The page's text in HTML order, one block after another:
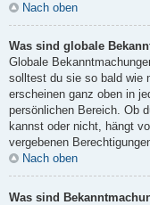
Nach oben
Was sind globale
Globale
solltest du sie so bald wie
erscheinen ganz oben in
persönlichen Bereich. Ob
kannst oder nicht, hängt
vergebenen
Nach oben
Was sind